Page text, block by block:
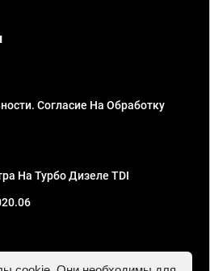
Согласие На Обработку
На Турбо Дизеле TDI
ИНН 781302555843,